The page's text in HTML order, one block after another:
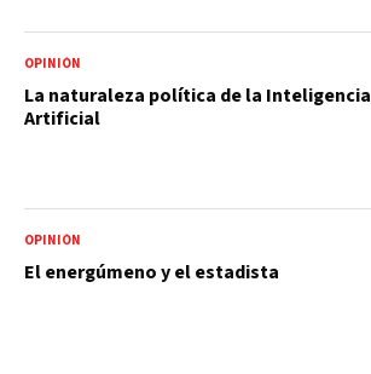
OPINIÓN
La naturaleza política de la Inteligencia
Artificial
OPINIÓN
El energúmeno y el estadista